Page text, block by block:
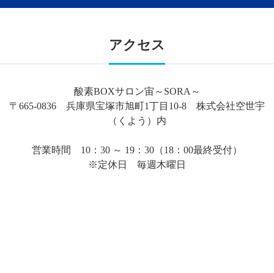
アクセス
酸素BOXサロン宙～SORA～
〒665-0836 兵庫県宝塚市旭町1丁目10-8 株式会社空世宇
（くよう）内
営業時間 10：30 ～ 19：30（18：00最終受付）
※定休日 毎週木曜日